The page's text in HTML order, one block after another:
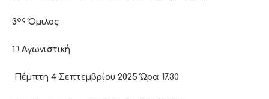
3ος Όμιλος
1 η Αγωνιστική
Πέμπτη 4 Σεπτεμβρίου 2025 Ώρα 17.30